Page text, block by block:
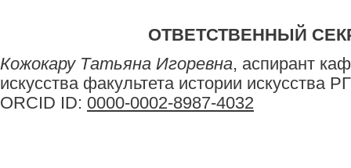
ОТВЕТСТВЕННЫЙ
Кожокару Татьяна Игоревна, аспирант
искусства факультета истории искусства
ORCID ID: 0000-0002-8987-4032